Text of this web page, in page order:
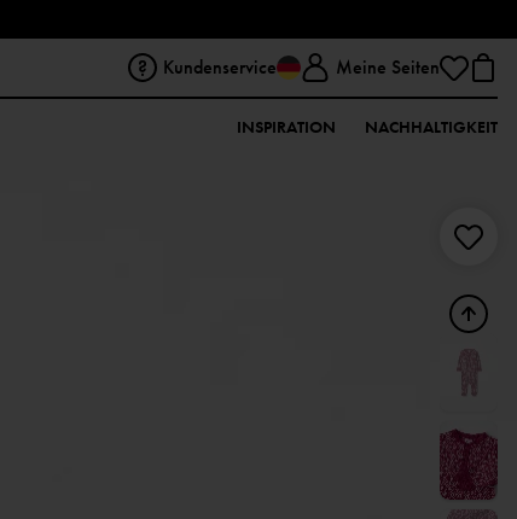
Kundenservice Meine Seiten
INSPIRATION NACHHALTIGKEIT